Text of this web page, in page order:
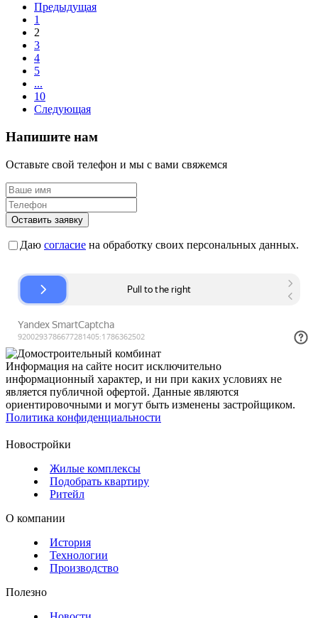
Предыдущая
1
2
3
4
5
...
10
Следующая
Напишите нам
Оставьте свой телефон и мы с вами свяжемся
Оставить заявку
Даю согласие на обработку своих персональных данных.
Информация на сайте носит исключительно
информационный характер, и ни при каких условиях не
является публичной офертой. Данные являются
ориентировочными и могут быть изменены застройщиком.
Политика конфиденциальности
Новостройки
Жилые комплексы
Подобрать квартиру
Ритейл
О компании
История
Технологии
Производство
Полезно